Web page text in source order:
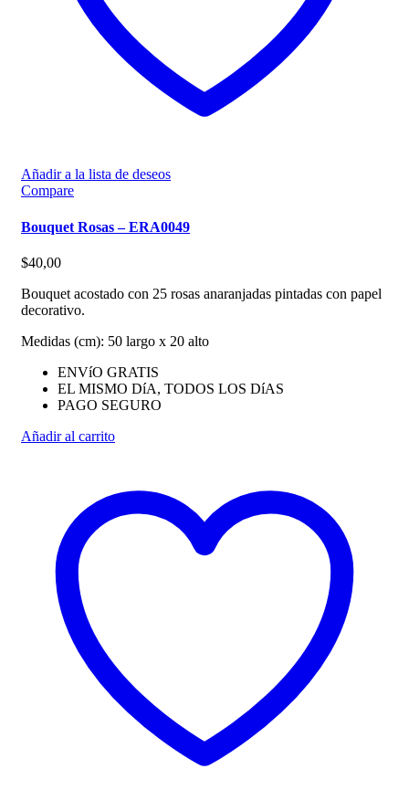
Añadir a la lista de deseos
Compare
Bouquet Rosas – ERA0049
$40,00
Bouquet acostado con 25 rosas anaranjadas pintadas con papel
decorativo.
Medidas (cm): 50 largo x 20 alto
ENVíO GRATIS
EL MISMO DíA, TODOS LOS DíAS
PAGO SEGURO
Añadir al carrito